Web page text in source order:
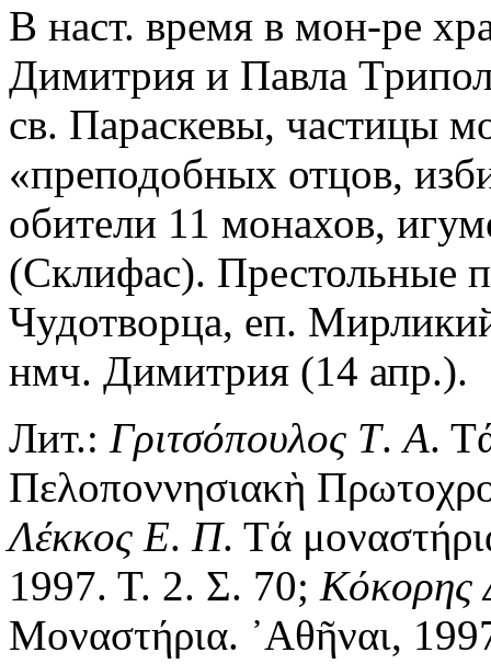
В наст. время в мон-ре
Димитрия и Павла
св. Параскевы, частицы
«преподобных отцов,
обители 11 монахов,
(Склифас). Престольные
Чудотворца, еп.
нмч. Димитрия (14 апр.).
Лит.: Γριτσόπουλος Τ.Α.
Πελοποννησιακὴ
Λέκκος Ε. Π. Τά
1997. Τ. 2. Σ. 70; Κόκορης
Μοναστήρια. ᾿Αθῆναι,